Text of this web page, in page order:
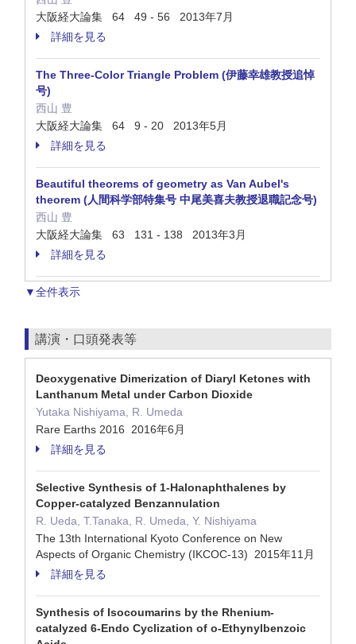
大阪経大論集 64 49 - 56 2013年7月
詳細を見る
The Three-Color Triangle Problem (伊藤幸雄教授追悼
号)
西山 豊
大阪経大論集 64 9 - 20 2013年5月
詳細を見る
Beautiful theorems of geometry as Van Aubel's
theorem (人間科学部特集号 中尾美喜夫教授退職記念号)
西山 豊
大阪経大論集 63 131 - 138 2013年3月
詳細を見る
▼全件表示
講演・口頭発表等
Deoxygenative Dimerization of Diaryl Ketones with
Lanthanum Metal under Carbon Dioxide
Yutaka Nishiyama, R. Umeda
Rare Earths 2016 2016年6月
詳細を見る
Selective Synthesis of 1-Halonaphthalenes by
Copper-catalyzed Benzannulation
R. Ueda, T.Tanaka, R. Umeda, Y. Nishiyama
The 13th International Kyoto Conference on New
Aspects of Organic Chemistry (IKCOC-13) 2015年11月
詳細を見る
Synthesis of Isocoumarins by the Rhenium-
catalyzed 6-Endo Cyclization of o-Ethynylbenzoic